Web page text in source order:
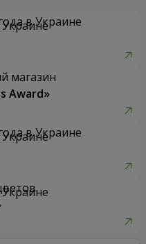
в Украине
магазин
Award»
в Украине